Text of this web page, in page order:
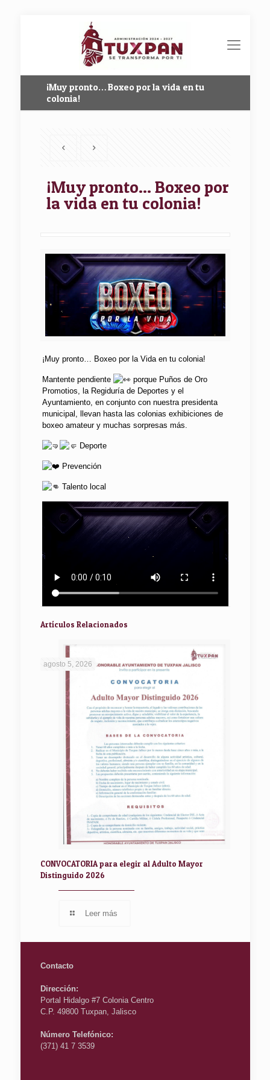
¡Muy pronto… Boxeo por la vida en tu
colonia!
¡Muy pronto… Boxeo por
la vida en tu colonia!
¡Muy pronto… Boxeo por la Vida en tu colonia!
Mantente pendiente
porque Puños de Oro
Promotios, la Regiduría de Deportes y el
Ayuntamiento, en conjunto con nuestra presidenta
municipal, llevan hasta las colonias exhibiciones de
boxeo amateur y muchas sorpresas más.
Deporte
Prevención
Talento local
Artículos Relacionados
agosto 5, 2026
CONVOCATORIA para elegir al Adulto Mayor
Distinguido 2026
Leer más
Contacto
Dirección:
Portal Hidalgo #7 Colonia Centro
C.P. 49800 Tuxpan, Jalisco
Número Telefónico:
(371) 41 7 3539